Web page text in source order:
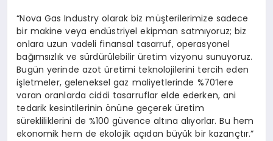
“Nova Gas Industry olarak biz müşterilerimize sadece
bir makine veya endüstriyel ekipman satmıyoruz; biz
onlara uzun vadeli finansal tasarruf, operasyonel
bağımsızlık ve sürdürülebilir üretim vizyonu sunuyoruz.
Bugün yerinde azot üretimi teknolojilerini tercih eden
işletmeler, geleneksel gaz maliyetlerinde %70’lere
varan oranlarda ciddi tasarruflar elde ederken, ani
tedarik kesintilerinin önüne geçerek üretim
sürekliliklerini de %100 güvence altına alıyorlar. Bu hem
ekonomik hem de ekolojik açıdan büyük bir kazançtır.”